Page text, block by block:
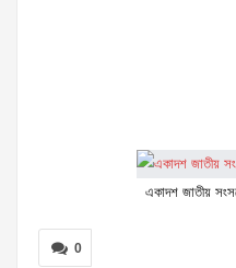
একাদশ জাতীয়
0